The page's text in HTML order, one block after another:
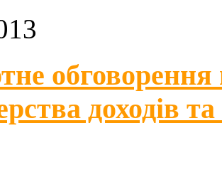
обговорення
доходів